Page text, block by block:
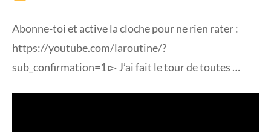
Abonne-toi et active la cloche pour ne rien rater :
https://youtube.com/laroutine/?
sub_confirmation=1 ▻ J’ai fait le tour de toutes …